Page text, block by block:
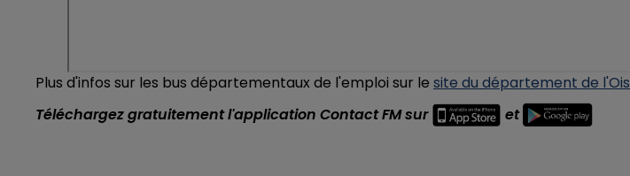
Plus d'infos sur les bus départementaux de l'emploi sur le site du département de
Téléchargez gratuitement l'application Contact FM sur
et